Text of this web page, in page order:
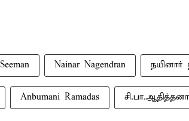
Seeman Nainar Nagendran நயினார்
Anbumani Ramadas